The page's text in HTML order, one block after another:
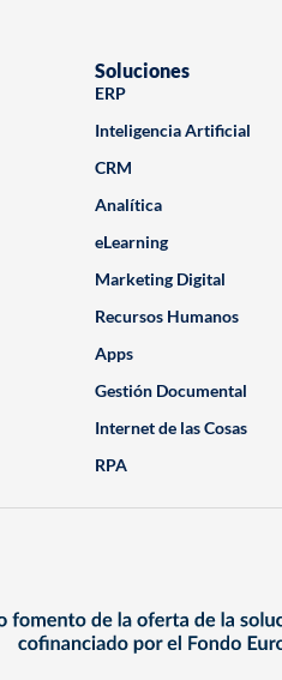
Soluciones
ERP
Inteligencia Artificial
CRM
Analítica
eLearning
Marketing Digital
Recursos Humanos
Apps
Gestión Documental
Internet de las Cosas
RPA